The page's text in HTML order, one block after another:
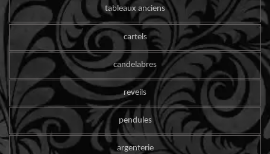
tableaux anciens
cartels
candelabres
reveils
pendules
argenterie